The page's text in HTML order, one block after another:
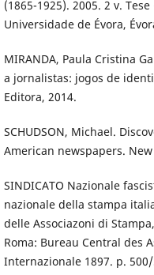
(1865-1925). 2005. 2 v.
Universidade de Évora,
MIRANDA, Paula Cristina
a jornalistas: jogos de
Editora, 2014.
SCHUDSON, Michael.
American newspapers. New
SINDICATO Nazionale
nazionale della stampa
delle Associazoni di
Roma: Bureau Central des
Internazionale 1897. p.